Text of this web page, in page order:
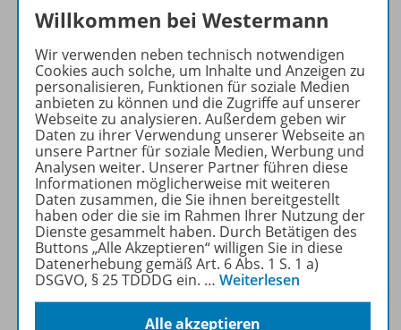
wir Ihnen einen Service, um
Ihren Unterricht aktuell und
einfach zu gestalten. Jede
Woche drei bis vier
Neuerscheinungen mit
großem Online Archiv.
Mehr erfahren
Informationen
Willkommen bei Westermann
Wir verwenden neben technisch notwendigen
Cookies auch solche, um Inhalte und Anzeigen zu
personalisieren, Funktionen für soziale Medien
anbieten zu können und die Zugriffe auf unserer
Webseite zu analysieren. Außerdem geben wir
Daten zu ihrer Verwendung unserer Webseite an
unsere Partner für soziale Medien, Werbung und
Analysen weiter. Unserer Partner führen diese
Informationen möglicherweise mit weiteren
Daten zusammen, die Sie ihnen bereitgestellt
haben oder die sie im Rahmen Ihrer Nutzung der
Dienste gesammelt haben. Durch Betätigen des
Buttons „Alle Akzeptieren“ willigen Sie in diese
Datenerhebung gemäß Art. 6 Abs. 1 S. 1 a)
DSGVO, § 25 TDDDG ein. … Weiterlesen
Alle akzeptieren